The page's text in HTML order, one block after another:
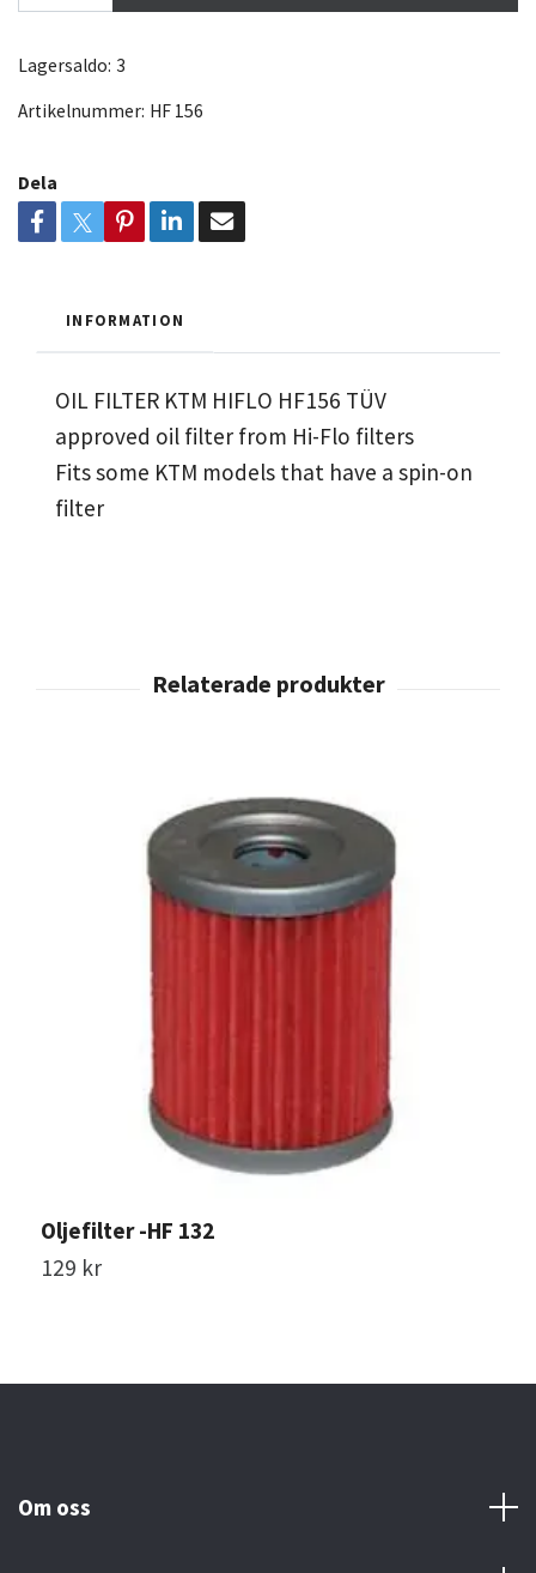
Lagersaldo: 3
Artikelnummer: HF 156
Dela
INFORMATION
OIL FILTER KTM HIFLO HF156 TÜV
approved oil filter from Hi-Flo filters
Fits some KTM models that have a spin-on
filter
Oljefilter -HF 132
129 kr
Om oss